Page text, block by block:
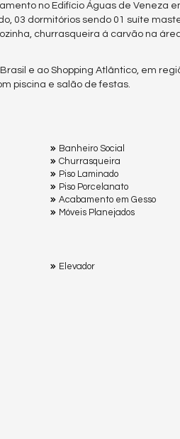
no Edifício Águas de
03 dormitórios sendo 01 suíte
churrasqueira á carvão na
e ao Shopping Atlântico, em
piscina e salão de festas.
Banheiro Social
Churrasqueira
Piso Laminado
Piso Porcelanato
Acabamento em Gesso
Móveis Planejados
Elevador